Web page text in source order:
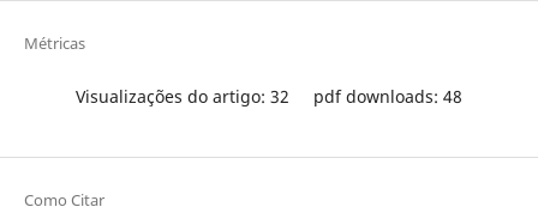
Métricas
Visualizações do artigo: 32 pdf downloads: 48
Como Citar